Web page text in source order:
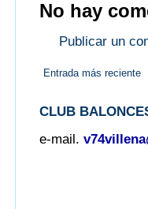
No hay
Publicar un
Entrada más reciente
CLUB
e-mail.